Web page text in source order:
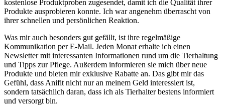
kostenlose Produktproben zugesendet, damit ich ⁢die Qualität ihrer ​
Produkte ausprobieren konnte. Ich war angenehm⁤ überrascht von⁣
ihrer schnellen und persönlichen Reaktion.
Was ⁤mir auch⁤ besonders⁢ gut gefällt, ist ihre ‍regelmäßige
Kommunikation ‌per⁣ E-Mail. ‌Jeden Monat erhalte ich einen
Newsletter ​mit interessanten Informationen ‌rund um die​ Tierhaltung
und Tipps zur Pflege. Außerdem informieren sie mich über neue
Produkte und bieten mir exklusive ⁤Rabatte an. Das gibt ⁢mir das
Gefühl, dass Anifit nicht nur an meinem Geld interessiert ist,‍
sondern ⁣tatsächlich daran,‍ dass ich‌ als Tierhalter bestens informiert
und versorgt ⁤bin.